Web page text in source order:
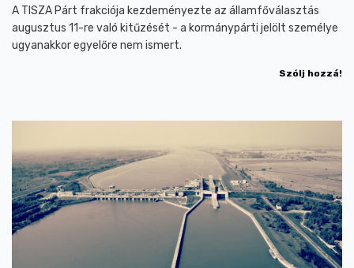
A TISZA Párt frakciója kezdeményezte az államfőválasztás
augusztus 11-re való kitűzését - a kormánypárti jelölt személye
ugyanakkor egyelőre nem ismert.
Szólj hozzá!